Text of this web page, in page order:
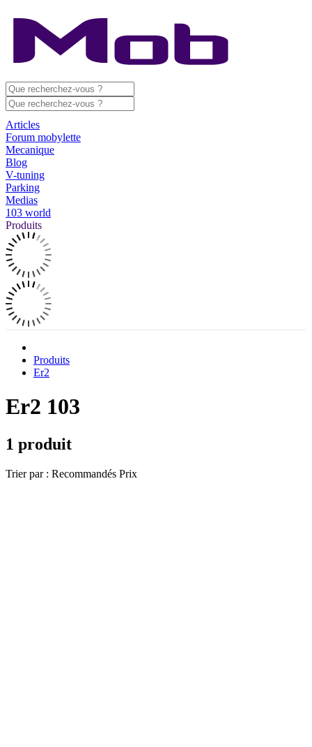
Articles
Forum mobylette
Mecanique
Blog
V-tuning
Parking
Medias
103 world
Produits
Produits
Er2
Er2 103
1 produit
Trier par : Recommandés Prix